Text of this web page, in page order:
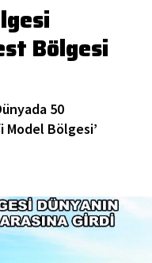
Bölgesi
50
Model Bölgesi’